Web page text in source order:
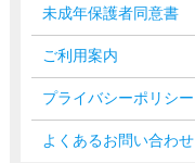
未成年保護者同意書
ご利用案内
プライバシーポリシー
よくあるお問い合わせ